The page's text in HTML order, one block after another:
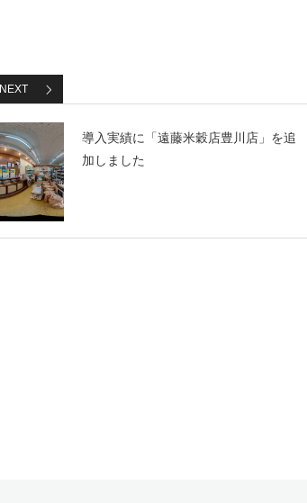
NEXT
導入実績に「遠藤米穀店豊川店」を追
加しました